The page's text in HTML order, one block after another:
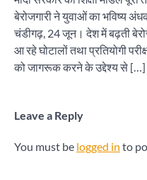
बेरोजगारी ने युवाओं का भविष्य
चंडीगढ़, 24 जून। देश में बढ़ती
आ रहे घोटालों तथा प्रतियोगी
को जागरूक करने के उद्देश्य से […]
Leave a Reply
You must be logged in to
3
और
City
₹227 करोड़
भ्रष्टाचार,
संगीत संध्या